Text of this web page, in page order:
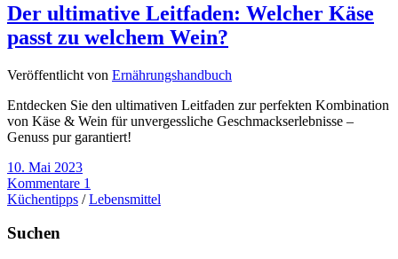
Der ultimative Leitfaden: Welcher Käse
passt zu welchem Wein?
Veröffentlicht von Ernährungshandbuch
Entdecken Sie den ultimativen Leitfaden zur perfekten Kombination
von Käse & Wein für unvergessliche Geschmackserlebnisse –
Genuss pur garantiert!
10. Mai 2023
Kommentare 1
Küchentipps /Lebensmittel
Suchen